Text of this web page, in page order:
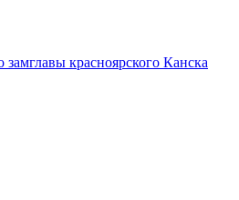
красноярского Канска